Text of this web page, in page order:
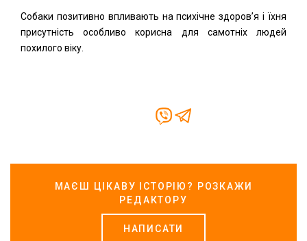
Собаки позитивно впливають на психічне здоров’я і їхня
присутність особливо корисна для самотніх людей
похилого віку.
МАЄШ ЦІКАВУ ІСТОРІЮ? РОЗКАЖИ
РЕДАКТОРУ
НАПИСАТИ